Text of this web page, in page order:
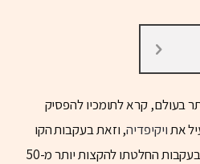
בעולם, קרא לתומכיו להפסיק
אתויקיפדיה, וזאת בעקבות הקו
האנטי שמרני שנוקט הארגון ובעקבות החלטתו להקצות יותר מ-50